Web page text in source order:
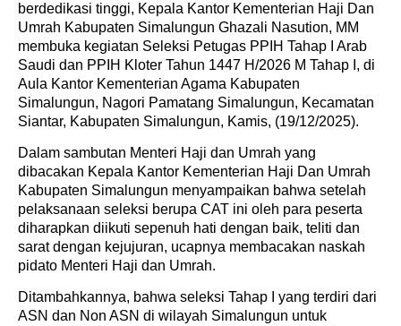
berdedikasi tinggi, Kepala Kantor Kementerian Haji Dan
Umrah Kabupaten Simalungun Ghazali Nasution, MM
membuka kegiatan Seleksi Petugas PPIH Tahap I Arab
Saudi dan PPIH Kloter Tahun 1447 H/2026 M Tahap I, di
Aula Kantor Kementerian Agama Kabupaten
Simalungun, Nagori Pamatang Simalungun, Kecamatan
Siantar, Kabupaten Simalungun, Kamis, (19/12/2025).
Dalam sambutan Menteri Haji dan Umrah yang
dibacakan Kepala Kantor Kementerian Haji Dan Umrah
Kabupaten Simalungun menyampaikan bahwa setelah
pelaksanaan seleksi berupa CAT ini oleh para peserta
diharapkan diikuti sepenuh hati dengan baik, teliti dan
sarat dengan kejujuran, ucapnya membacakan naskah
pidato Menteri Haji dan Umrah.
Ditambahkannya, bahwa seleksi Tahap I yang terdiri dari
ASN dan Non ASN di wilayah Simalungun untuk